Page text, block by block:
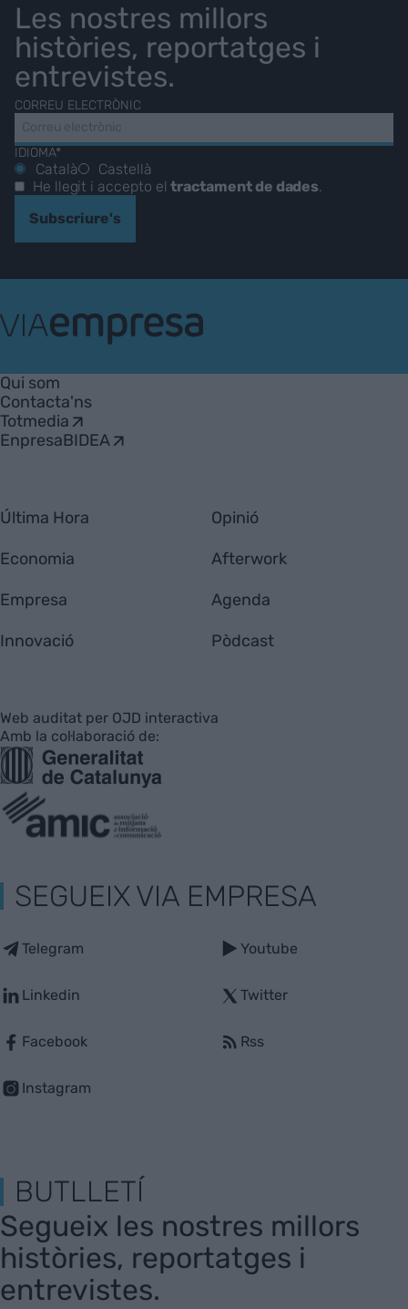
Les nostres millors
històries, reportatges i
entrevistes.
CORREU ELECTRÒNIC
IDIOMA*
Català
Castellà
He llegit i accepto eltractament de dades.
Subscriure's
Empresa
Qui som
Contacta'ns
Totmedia
EnpresaBIDEA
Última Hora
Economia
Empresa
Innovació
Opinió
Afterwork
Agenda
Pòdcast
Web auditat per OJD interactiva
Amb la col·laboració de:
SEGUEIX VIA EMPRESA
Telegram
Linkedin
Facebook
Instagram
Youtube
Twitter
Rss
BUTLLETÍ
Segueix les nostres millors
històries, reportatges i
entrevistes.